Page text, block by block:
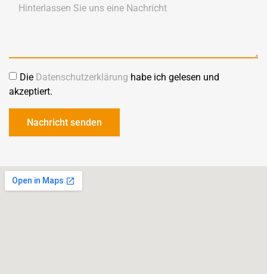
Die Datenschutzerklärung habe ich gelesen und
akzeptiert.
Nachricht senden